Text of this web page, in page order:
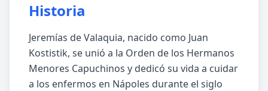
Historia
Jeremías de Valaquia, nacido como Juan
Kostistik, se unió a la Orden de los Hermanos
Menores Capuchinos y dedicó su vida a cuidar
a los enfermos en Nápoles durante el siglo